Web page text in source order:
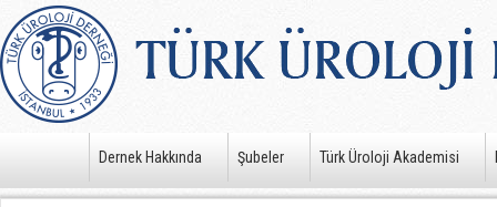
Dernek Hakkında Şubeler Türk Üroloji Akademisi